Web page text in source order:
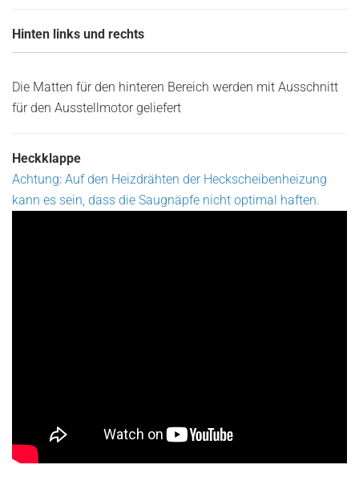
Hinten links und rechts
Die Matten für den hinteren Bereich werden mit Ausschnitt
für den Ausstellmotor geliefert
Heckklappe
Achtung: Auf den Heizdrähten der Heckscheibenheizung
kann es sein, dass die Saugnäpfe nicht optimal haften.